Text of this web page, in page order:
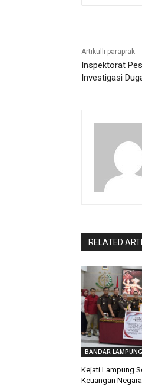
Artikulli paraprak
Inspektorat
Investigasi
RELATED
BANDAR LAMPUNG
Kejati Lampung
Keuangan